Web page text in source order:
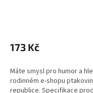
173 Kč
Máte smysl pro humor a
rodinném e-shopu
republice. Specifikace